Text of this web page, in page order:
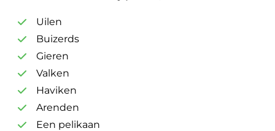
Uilen
Buizerds
Gieren
Valken
Haviken
Arenden
Een pelikaan